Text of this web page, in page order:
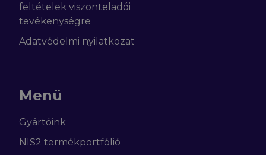
feltételek viszonteladói
tevékenységre
Adatvédelmi nyilatkozat
Menü
Gyártóink
NIS2 termékportfólió